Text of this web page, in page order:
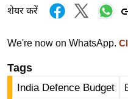
म
रं
न
ज
शेयर करें
We're now on WhatsApp.
Tags
India Defence Budget